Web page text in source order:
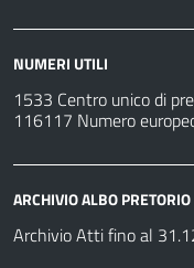
NUMERI UTILI
1533 Centro unico di
116117 Numero
ARCHIVIO ALBO PRETORIO
Archivio Atti fino al